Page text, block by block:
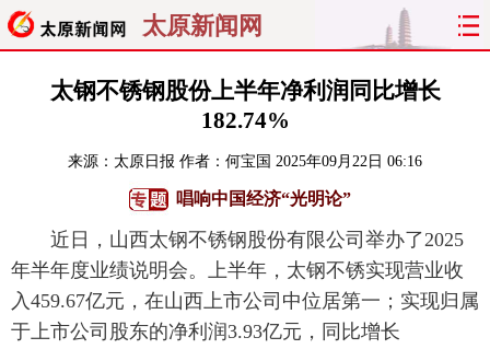
太原新闻网
首页 聚焦 太原 山西
曝光 综合
旅游 理财 政务 教育
看天下 晋月读 最太原 网罗民生
太钢不锈钢股份上半年净利润同比增长
182.74%
来源： 太原日报 作者：何宝国 2025年09月22日 06:16
唱响中国经济“光明论”
近日，山西太钢不锈钢股份有限公司举办了2025
年半年度业绩说明会。上半年，太钢不锈实现营业收
入459.67亿元，在山西上市公司中位居第一；实现归属
于上市公司股东的净利润3.93亿元，同比增长